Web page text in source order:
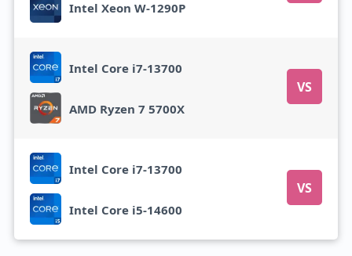
Intel Xeon W-1290P
Intel Core i7-13700
VS
AMD Ryzen 7 5700X
Intel Core i7-13700
VS
Intel Core i5-14600